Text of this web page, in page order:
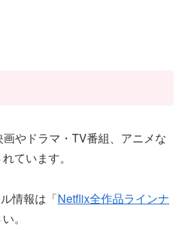
やドラマ・TV番組、アニメな
ています。
情報は「Netflix全作品ラインナ
。